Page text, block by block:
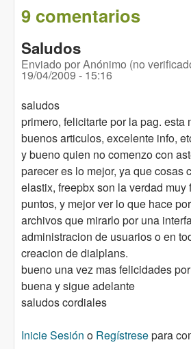
9 comentarios
Saludos
Enviado porAnónimo (no
19/04/2009 - 15:16
saludos
primero, felicitarte por la pag. esta
buenos articulos, excelente info,
y bueno quien no comenzo con
parecer es lo mejor, ya que cosas
elastix, freepbx son la verdad
puntos, y mejor ver lo que hace
archivos que mirarlo por una
administracion de usuarios o en
creacion de dialplans.
bueno una vez mas felicidades
buena y sigue adelante
saludos cordiales
Inicie Sesión o Regístresepara